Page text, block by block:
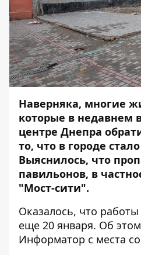
Наверняка, многие
которые в недавнем
центре Днепра
то, что в городе
Выяснилось, что
павильонов, в
"Мост-сити".
Оказалось, что
еще 20 января. Об
Информатор с места